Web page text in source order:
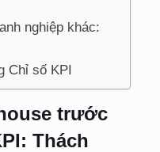
nghiệp khác:
Chỉ số KPI
trước
Thách